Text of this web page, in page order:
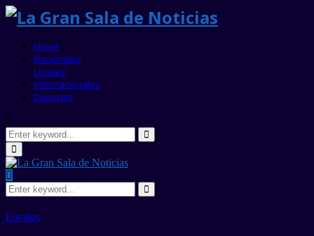
Home
Nacionales
Locales
Internacionales
Deportes
Search
for:
Search
Primary
Menu
Search
for:
Search
Locales